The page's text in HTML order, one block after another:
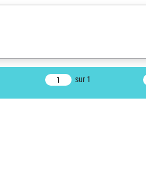
sur 1